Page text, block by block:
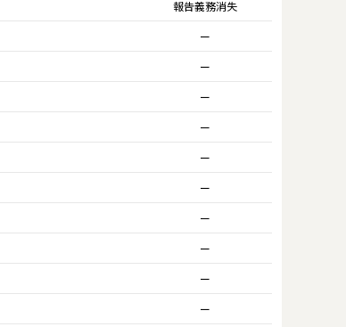
報告義務消失
ー
ー
ー
ー
ー
ー
ー
ー
ー
ー